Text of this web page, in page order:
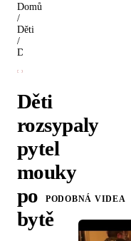
Domů
/
Děti
/
Děti
rozsypaly
pytel
mouky
po
bytě
PODOBNÁ VIDEA